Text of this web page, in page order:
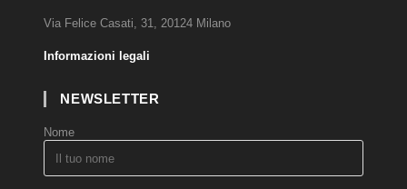
Via Felice Casati, 31, 20124 Milano
Informazioni legali
NEWSLETTER
Nome